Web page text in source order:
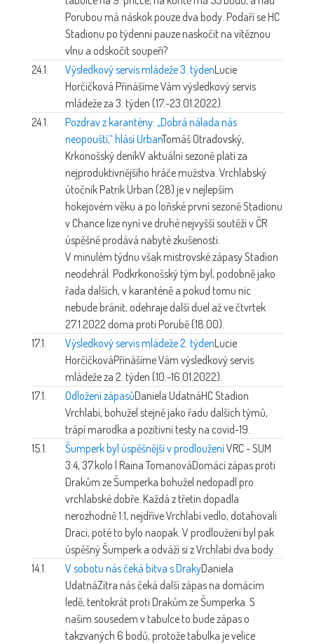
Porubou má náskok pouze dva body. Podaří se HC
Stadionu po týdenní pauze naskočit na vítěznou
vlnu a odskočit soupeři?
24.1.
Výsledkový servis mládeže 3. týdenLucie
Horčičková Přinášíme Vám výsledkový servis
mládeže za 3. týden (17.-23.01.2022).
24.1.
Pozdrav z karantény: „Dobrá nálada nás
neopouští,“ hlásí UrbanTomáš Otradovský,
Krkonošský deníkV aktuální sezoně platí za
nejproduktivnějšího hráče mužstva. Vrchlabský
útočník Patrik Urban (28) je v nejlepším
hokejovém věku a po loňské první sezoně Stadionu
v Chance lize nyní ve druhé nejvyšší soutěži v ČR
úspěšně prodává nabyté zkušenosti.
V minulém týdnu však mistrovské zápasy Stadion
neodehrál. Podkrkonošský tým byl, podobně jako
řada dalších, v karanténě a pokud tomu nic
nebude bránit, odehraje další duel až ve čtvrtek
27.1.2022 doma proti Porubě (18.00).
17.1.
Výsledkový servis mládeže 2. týdenLucie
HorčičkováPřinášíme Vám výsledkový servis
mládeže za 2. týden (10.-16.01.2022).
17.1.
Odložení zápasůDaniela UdatnáHC Stadion
Vrchlabí, bohužel stejně jako řadu dalších týmů,
trápí marodka a pozitivní testy na covid-19.
15.1.
Šumperk byl úspěšnější v prodlouženíVRC - SUM
3:4, 37.kolo | Raina TomanováDomácí zápas proti
Drakům ze Šumperka bohužel nedopadl pro
vrchlabské dobře. Každá z třetin dopadla
nerozhodně 1:1, nejdříve Vrchlabí vedlo, dotahovali
Draci, poté to bylo naopak. V prodloužení byl pak
úspěšný Šumperk a odváží si z Vrchlabí dva body.
14.1.
V sobotu nás čeká bitva s DrakyDaniela
UdatnáZítra nás čeká další zápas na domácím
ledě, tentokrát proti Drakům ze Šumperka. S
našim sousedem v tabulce to bude zápas o
takzvaných 6 bodů, protože tabulka je velice